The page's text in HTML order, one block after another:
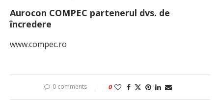
Aurocon COMPEC partenerul dvs. de
încredere
www.compec.ro
0 comments 0